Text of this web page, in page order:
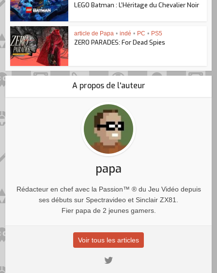
LEGO Batman : L’Héritage du Chevalier Noir
article de Papa • indé • PC • PS5
ZERO PARADES: For Dead Spies
A propos de l'auteur
papa
Rédacteur en chef avec la Passion™ ® du Jeu Vidéo depuis
ses débuts sur Spectravideo et Sinclair ZX81.
Fier papa de 2 jeunes gamers.
Voir tous les articles